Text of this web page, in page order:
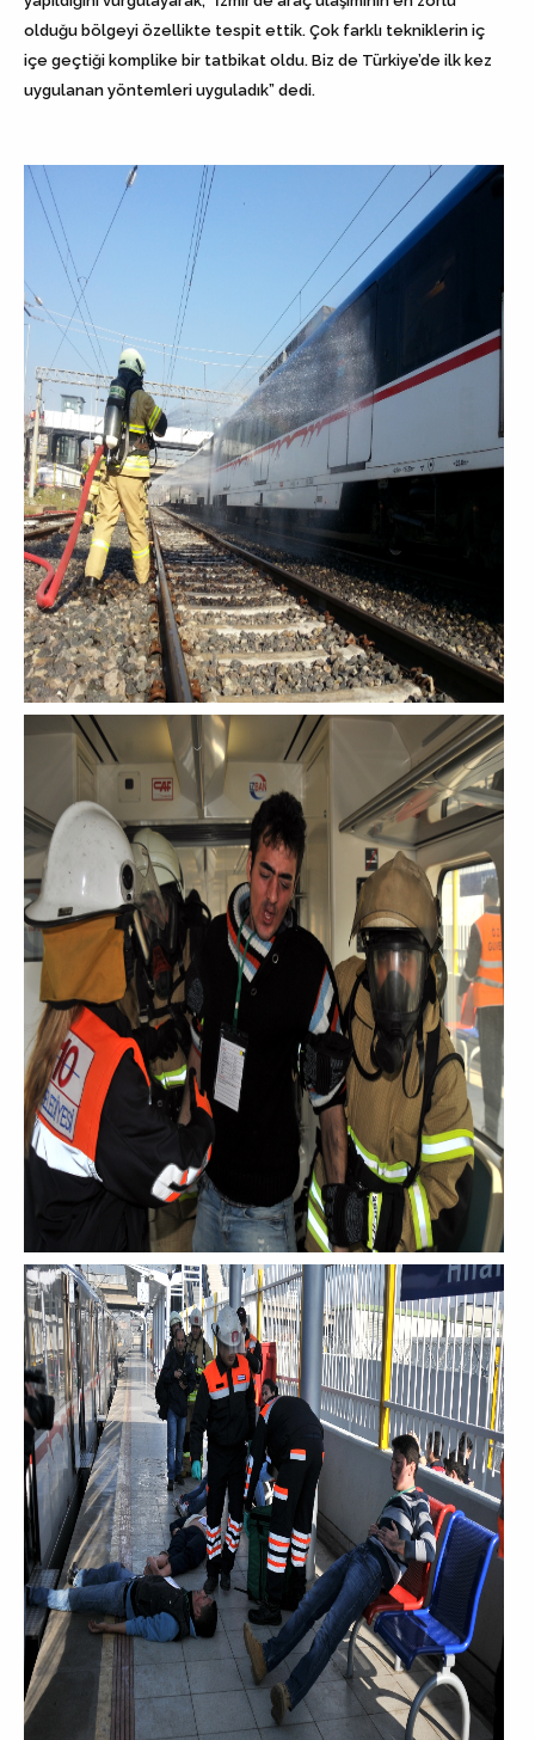
olduğu bölgeyi özellikte tespit ettik. Çok farklı tekniklerin iç
içe geçtiği komplike bir tatbikat oldu. Biz de Türkiye’de ilk kez
uygulanan yöntemleri uyguladık” dedi.